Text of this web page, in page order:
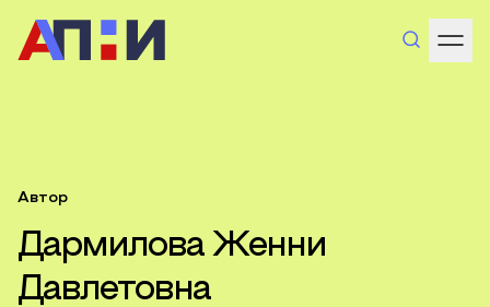
Автор
Дармилова Женни
Давлетовна